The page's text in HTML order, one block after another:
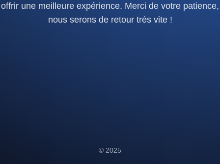
offrir une meilleure expérience. Merci de votre patience,
nous serons de retour très vite !
© 2025